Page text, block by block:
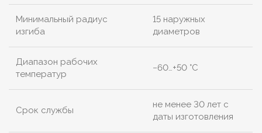
Минимальный радиус
изгиба
15 наружных
диаметров
Диапазон рабочих
температур
−60…+50 °C
Срок службы
не менее 30 лет с
даты изготовления